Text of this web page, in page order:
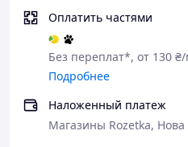
Оплатить частями
Без переплат*, от 130
Подробнее
Наложенный платеж
Магазины Rozetka,